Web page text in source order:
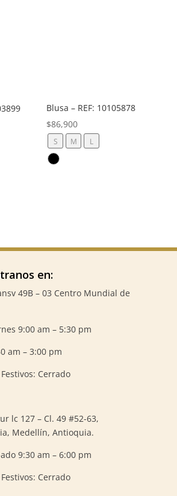
Blusa – REF: 10105878
$86,900
S M L
en:
49B – 03 Centro Mundial de
9:00 am – 5:30 pm
am – 3:00 pm
Cerrado
lc 127 – Cl. 49 #52-63,
Medellín, Antioquia.
9:30 am – 6:00 pm
Cerrado